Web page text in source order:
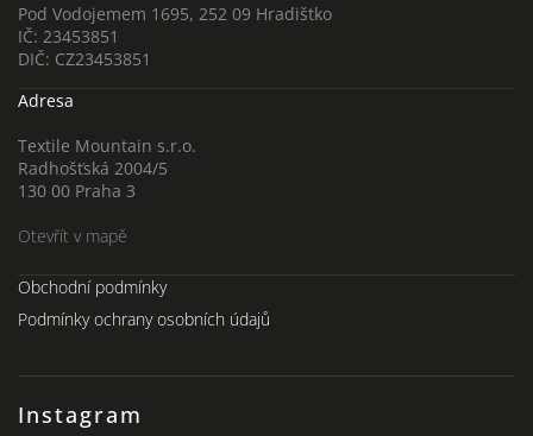
Pod Vodojemem 1695, 252 09 Hradištko
IČ: 23453851
DIČ: CZ23453851
Adresa
Textile Mountain s.r.o.
Radhošťská 2004/5
130 00 Praha 3
Otevřít v mapě
Instagram
Obchodní podmínky
Podmínky ochrany osobních údajů